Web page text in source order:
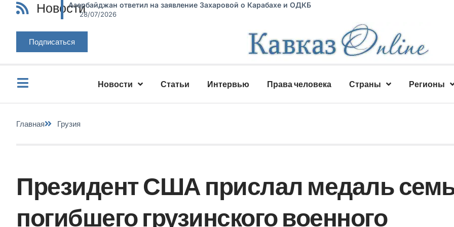
НовостиАзербайджан ответил на заявление Захаровой о Карабахе и ОДКБ
28/07/2026
Подписаться
Новости Статьи Интервью Права человека Страны Регионы
Главная Грузия
Президент США прислал медаль
погибшего грузинского военного